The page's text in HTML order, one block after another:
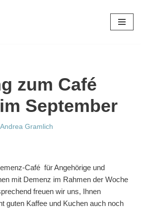
zum Café
September
Andrea Gramlich
Café für Angehörige und
mit Demenz im Rahmen der Woche
freuen wir uns, Ihnen
guten Kaffee und Kuchen auch noch